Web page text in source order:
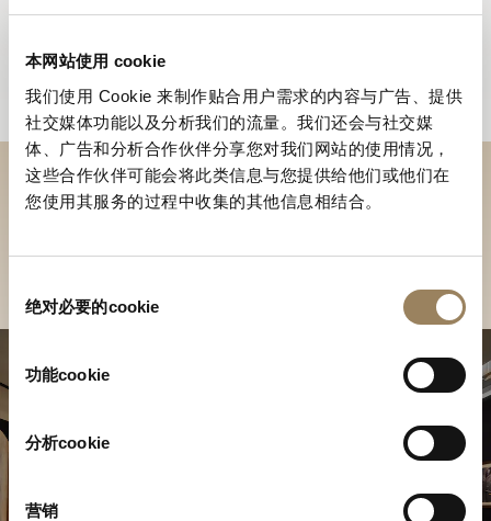
本网站使用 cookie
我们使用 Cookie 来制作贴合用户需求的内容与广告、提供
社交媒体功能以及分析我们的流量。我们还会与社交媒
体、广告和分析合作伙伴分享您对我们网站的使用情况，
这些合作伙伴可能会将此类信息与您提供给他们或他们在
您使用其服务的过程中收集的其他信息相结合。
绝对必要的cookie
功能cookie
分析cookie
营销
於專賣店探索品牌系列作品
尋找專賣店